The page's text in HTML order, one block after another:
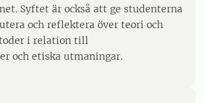
Syftet är också att ge studenterna
och reflektera över teori och
i relation till
och etiska utmaningar.